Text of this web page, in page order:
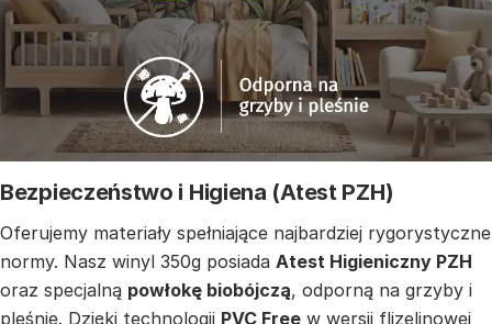
Bezpieczeństwo i Higiena (Atest PZH)
Oferujemy materiały spełniające najbardziej rygorystyczne
normy. Nasz winyl 350g posiada Atest Higieniczny PZH
oraz specjalną powłokę biobójczą, odporną na grzyby i
pleśnie. Dzięki technologii PVC Free w wersji flizelinowej